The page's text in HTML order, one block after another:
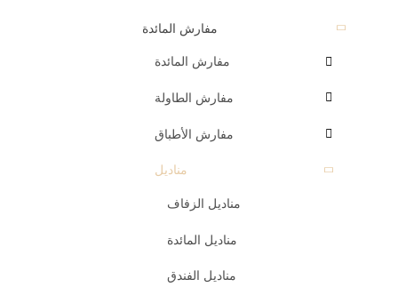
مفارش المائدة
مفارش المائدة
مفارش الطاولة
مفارش الأطباق
مناديل
مناديل الزفاف
مناديل المائدة
مناديل الفندق